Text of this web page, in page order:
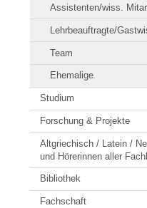
Assistenten/wiss.
Lehrbeauftragte/
Team
Ehemalige
Studium
Forschung & Projekte
Altgriechisch / Latein /
und Hörerinnen aller
Bibliothek
Fachschaft